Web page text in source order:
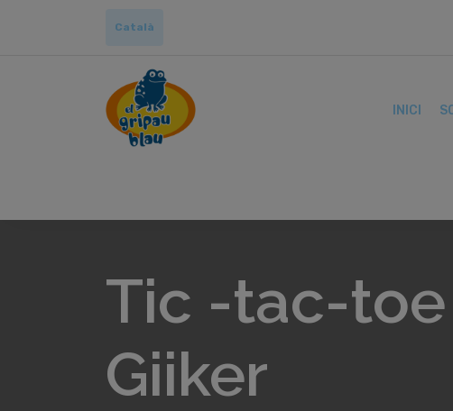
Català
INICI
Tic -tac-
Giiker